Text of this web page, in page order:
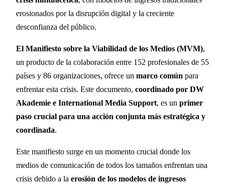
erosionados por la disrupción digital y la creciente
desconfianza del público.
El Manifiesto sobre la Viabilidad de los Medios (MVM),
un producto de la colaboración entre 152 profesionales de 55
países y 86 organizaciones, ofrece un marco común para
enfrentar esta crisis. Este documento, coordinado por DW
Akademie e International Media Support, es un primer
paso crucial para una acción conjunta más estratégica y
coordinada.
Este manifiesto surge en un momento crucial donde los
medios de comunicación de todos los tamaños enfrentan una
crisis debido a la erosión de los modelos de ingresos